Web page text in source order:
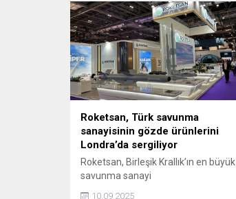
Roketsan, Türk savunma
sanayisinin gözde ürünlerini
Londra’da sergiliyor
Roketsan, Birleşik Krallık’ın en büyük
savunma sanayi
organizasyonlarından biri olan DSEI
10.09.2025